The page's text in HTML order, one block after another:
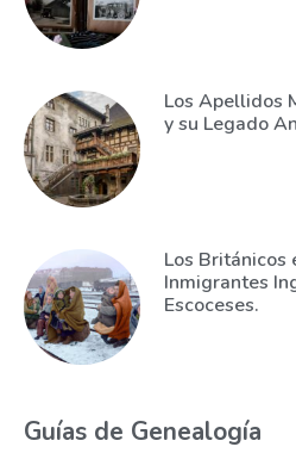
Los Apellidos
y su Legado
Los Británicos
Inmigrantes
Escoceses.
Guías de Genealogía